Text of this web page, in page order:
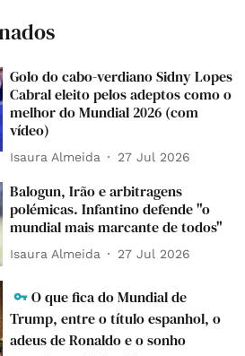
Golo do cabo-verdiano Sidny Lopes
Cabral eleito pelos adeptos como o
melhor do Mundial 2026 (com
vídeo)
Isaura Almeida 27 Jul 2026
Balogun, Irão e arbitragens
polémicas. Infantino defende "o
mundial mais marcante de todos"
Isaura Almeida 27 Jul 2026
O que fica do Mundial de
Trump, entre o título espanhol, o
adeus de Ronaldo e o sonho